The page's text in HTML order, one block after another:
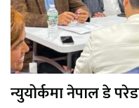
न्युयोर्कमा नेपाल डे